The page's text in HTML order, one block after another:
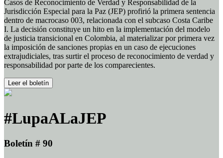
Casos de Reconocimiento de Verdad y Responsabilidad de la
Jurisdicción Especial para la Paz (JEP) profirió la primera sentencia
dentro de macrocaso 003, relacionada con el subcaso Costa Caribe
I. La decisión constituye un hito en la implementación del modelo
de justicia transicional en Colombia, al materializar por primera vez
la imposición de sanciones propias en un caso de ejecuciones
extrajudiciales, tras surtir el proceso de reconocimiento de verdad y
responsabilidad por parte de los comparecientes.
Leer el boletín
#LupaALaJEP
Boletín # 90